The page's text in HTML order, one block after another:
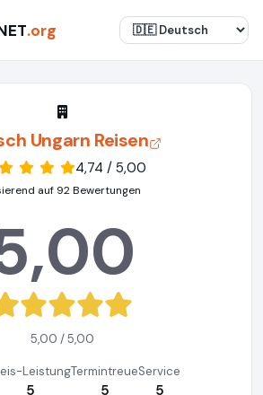
.org
Ungarn Reisen
4,74 / 5,00
auf 92 Bewertungen
5,00 / 5,00
Leistung
5
Termintreue
5
Service
5